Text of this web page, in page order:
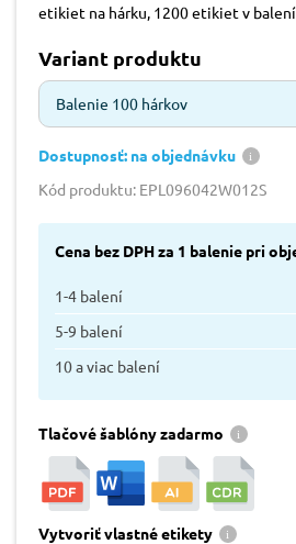
etikiet na hárku, 1200 etikiet v
Variant produktu
Balenie 100 hárkov
Dostupnosť: na objednávku
Kód produktu: EPL096042W012S
Cena bez DPH za 1 balenie pri
1-4 balení
5-9 balení
10 a viac balení
Tlačové šablóny zadarmo
Vytvoriť vlastné etikety